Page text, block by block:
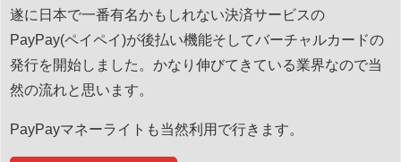
遂に日本で一番有名かもしれない決済サービスの
PayPay(ペイペイ)が後払い機能そしてバーチャルカードの
発行を開始しました。かなり伸びてきている業界なので当
然の流れと思います。
PayPayマネーライトも当然利用で行きます。